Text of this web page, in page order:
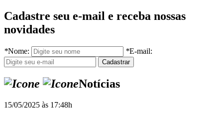
Cadastre seu e-mail e receba nossas
novidades
*Nome: *E-mail:
Notícias
15/05/2025 às 17:48h